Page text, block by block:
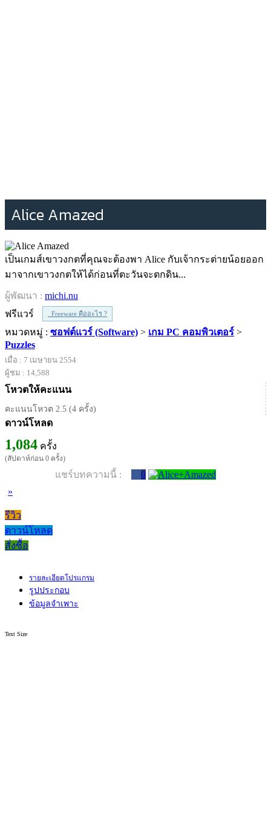
Alice Amazed
เป็นเกมส์เขาวงกตที่คุณจะต้องพา Alice กับเจ้ากระต่ายน้อยออก
มาจากเขาวงกตให้ได้ก่อนที่ตะวันจะตกดิน...
ผู้พัฒนา : michi.nu
ฟรีแวร์
Freeware คืออะไร ?
หมวดหมู่ : ซอฟต์แวร์ (Software) > เกม PC คอมพิวเตอร์ >
Puzzles
เมื่อ : 7 เมษายน 2554
ผู้ชม : 14,588
โหวตให้คะแนน
คะแนนโหวต 2.5 (4 ครั้ง)
ดาวน์โหลด
1,084 ครั้ง
(สัปดาห์ก่อน 0 ครั้ง)
แชร์บทความนี้ :
0
»
รีวิว
ดาวน์โหลด
สั่งซื้อ
รายละเอียดโปรแกรม
รูปประกอบ
ข้อมูลจำเพาะ
Text Size